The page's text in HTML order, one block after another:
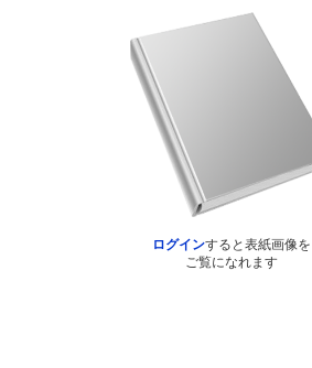
ログインすると表紙画像を
ご覧になれます